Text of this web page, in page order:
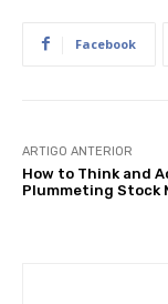
Facebook
ARTIGO ANTERIOR
How to Think and
Plummeting Stock